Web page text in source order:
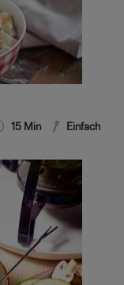
15 Min Einfach